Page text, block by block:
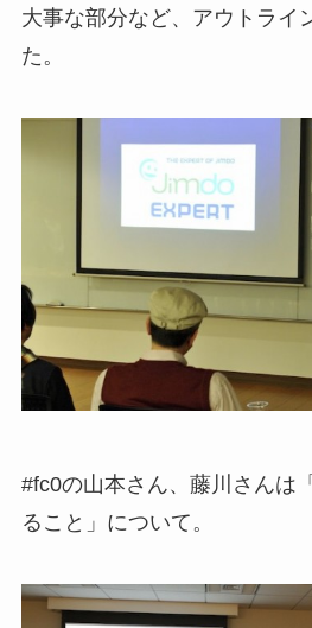
大事な部分など、アウトライ
た。
#fc0の山本さん、藤川さんは
ること」について。